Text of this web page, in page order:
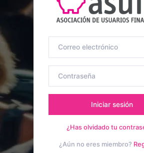
Iniciar sesión
¿Has olvidado tu
¿Aún no eres miembro?